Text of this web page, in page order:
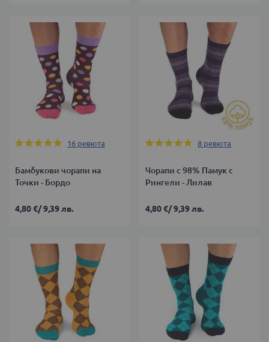
Оценка:
16 ревюта
Бамбукови чорапи на
Точки - Бордо
4,80 €/9,39 лв.
Оценка:
8 ревюта
Чорапи с 98% Памук с
Рингели - Лилав
4,80 €/9,39 лв.